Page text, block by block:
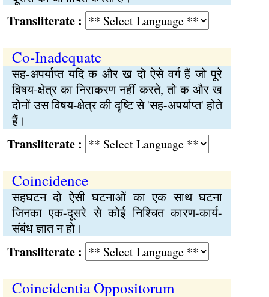
:
Co-Inadequate
सह-अपर्याप्त यदि क और ख दो ऐसे वर्ग हैं जो पूरे
विषय-क्षेत्र का निराकरण नहीं करते, तो क और ख
दोनों उस विषय-क्षेत्र की दृष्टि से 'सह-अपर्याप्त' होते
हैं।
:
Coincidence
सहघटन दो ऐसी घटनाओं का एक साथ घटना
जिनका एक-दूसरे से कोई निश्चित कारण-कार्य-
संबंध ज्ञात न हो।
:
Coincidentia Oppositorum